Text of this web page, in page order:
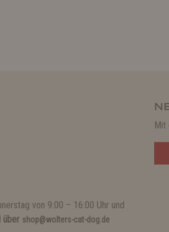
von 9:00 – 16:00 Uhr und
über shop@wolters-cat-dog.de
Mit